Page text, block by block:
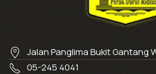
Jalan Panglima Bukit Gantang
05-245 4041